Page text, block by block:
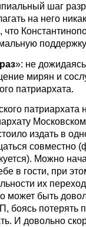
шаг
на него
что
»: не
мирян и
патриархата.
патриархата
издать в
совместно
Можно
в гости, при
их
может быть
боясь потерять
И довольно